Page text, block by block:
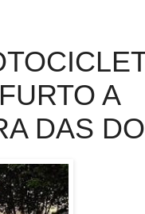
A
DAS